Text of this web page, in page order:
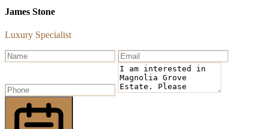
James Stone
Luxury Specialist